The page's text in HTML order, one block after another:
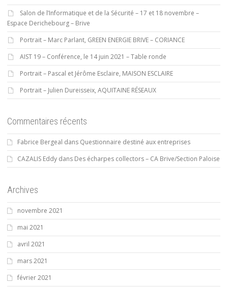
Salon de l’Informatique et de la Sécurité – 17 et 18 novembre –
Espace Derichebourg – Brive
Portrait – Marc Parlant, GREEN ENERGIE BRIVE – CORIANCE
AIST 19 – Conférence, le 14 juin 2021 – Table ronde
Portrait – Pascal et Jérôme Esclaire, MAISON ESCLAIRE
Portrait – Julien Dureisseix, AQUITAINE RÉSEAUX
Commentaires récents
Fabrice Bergeal dans Questionnaire destiné aux entreprises
CAZALIS Eddy dans Des écharpes collectors – CA Brive/Section Paloise
Archives
novembre 2021
mai 2021
avril 2021
mars 2021
février 2021